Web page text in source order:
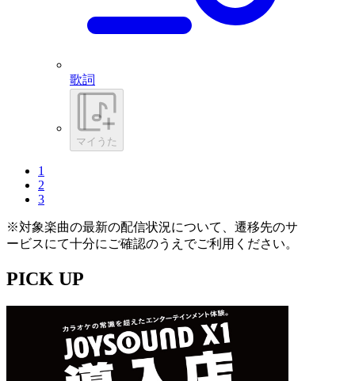
歌詞
マイうた
1
2
3
※対象楽曲の最新の配信状況について、遷移先のサ
ービスにて十分にご確認のうえでご利用ください。
PICK UP